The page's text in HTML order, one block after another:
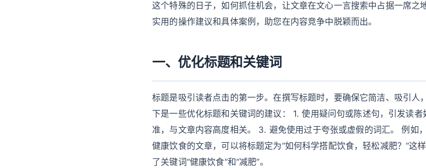
这个特殊的日子，如何抓住机会，让文章在文心一言搜索中占据一席之
实用的操作建议和具体案例，助您在内容竞争中脱颖而出。
一、优化标题和关键词
标题是吸引读者点击的第一步。在撰写标题时，要确保它简洁、吸引人
下是一些优化标题和关键词的建议： 1. 使用疑问句或陈述句，引发读
准，与文章内容高度相关。 3. 避免使用过于夸张或虚假的词汇。 例如
健康饮食的文章，可以将标题定为“如何科学搭配饮食，轻松减肥？”这
了关键词“健康饮食”和“减肥”。